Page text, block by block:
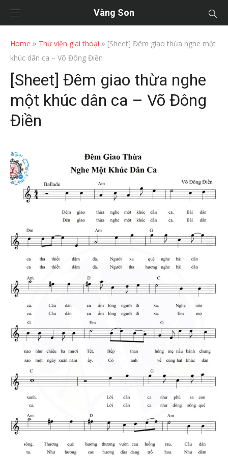
Vàng Son
Home » Thư viện giai thoại » [Sheet] Đêm giao thừa nghe một
khúc dân ca – Võ Đông Điền
[Sheet] Đêm giao thừa nghe
một khúc dân ca – Võ Đông
Điền